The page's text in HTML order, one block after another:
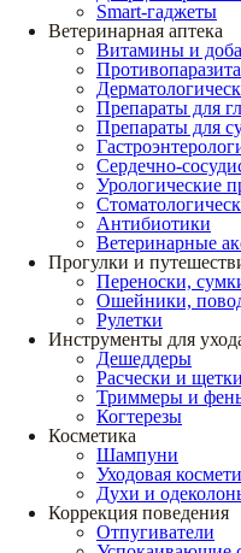
Smart-гаджеты
Ветеринарная аптека
Витамины и
Препараты для
Препараты для
Сердечно-
Урологические
Антибиотики
Ветеринарные
Прогулки и
Переноски,
Ошейники,
Рулетки
Инструменты для
Дешеддеры
Расчески и щетки
Триммеры и
Когтерезы
Косметика
Шампуни
Уходовая
Духи и
Коррекция поведения
Отпугиватели